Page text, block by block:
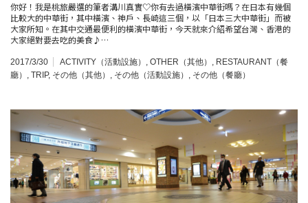
你好！我是桃旅嚴選的筆者溝川真實♡你有去過橫濱中華街嗎？在日本有幾個
比較大的中華街，其中橫濱、神戶、長崎這三個，以「日本三大中華街」而被
大家所知。在其中交通最便利的橫濱中華街，今天就來介紹希望台灣、香港的
大家絕對要去吃的美食♪…
2017/3/30 ACTIVITY（活動設施） , OTHER（其他） , RESTAURANT（餐
廳） , TRIP, その他（其他） , その他（活動設施） , その他（餐廳）